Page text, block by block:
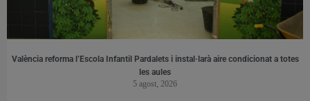
València reforma l’Escola Infantil Pardalets i instal·larà aire condicionat a totes
les aules
5 agost, 2026